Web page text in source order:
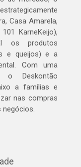
Casa Amarela,
KarneKeijo),
os produtos
e queijos) e a
Com uma
o Deskontão
a famílias e
nas compras
negócios.